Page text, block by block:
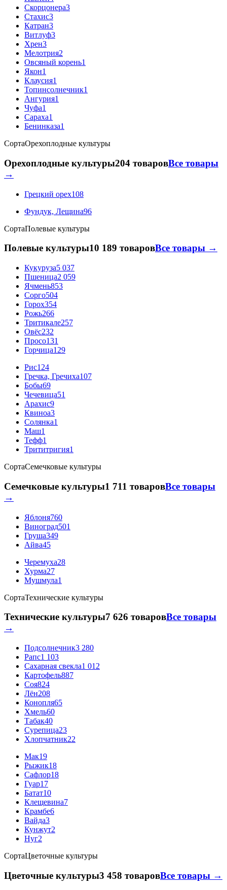
Скорцонера3
Стахис3
Катран3
Витлуф3
Хрен3
Мелотрия2
Овсяный корень1
Якон1
Клаусия1
Топинсолнечник1
Ангурия1
Чуфа1
Сараха1
Бенинказа1
СортаОрехоплодные культуры
Орехоплодные культуры204 товаровВсе товары
→
Грецкий орех108
Фундук, Лещина96
СортаПолевые культуры
Полевые культуры10 189 товаровВсе товары →
Кукуруза5 037
Пшеница2 059
Ячмень853
Сорго504
Горох354
Рожь266
Тритикале257
Овёс232
Просо131
Горчица129
Рис124
Гречка, Гречиха107
Бобы69
Чечевица51
Арахис9
Квиноа3
Солянка1
Маш1
Тефф1
Трититригия1
СортаСемечковые культуры
Семечковые культуры1 711 товаровВсе товары
→
Яблоня760
Виноград501
Груша349
Айва45
Черемуха28
Хурма27
Мушмула1
СортаТехнические культуры
Технические культуры7 626 товаровВсе товары
→
Подсолнечник3 280
Рапс1 103
Сахарная свекла1 012
Картофель887
Соя824
Лён208
Конопля65
Хмель60
Табак40
Сурепица23
Хлопчатник22
Мак19
Рыжик18
Сафлор18
Гуар17
Батат10
Клещевина7
Крамбе6
Вайда3
Кунжут2
Нуг2
СортаЦветочные культуры
Цветочные культуры3 458 товаровВсе товары →